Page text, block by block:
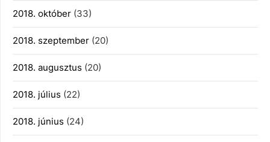
2018. október (33)
2018. szeptember (20)
2018. augusztus (20)
2018. július (22)
2018. június (24)